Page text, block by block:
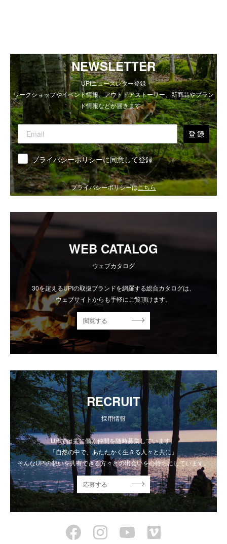
NEWSLETTER
UPIニュースレター登録
ワークショップやイベント情報、アウトドアストーリー、新商品やブラン
ド情報などが届きます。
登 録
同意 プライバシーポリシーに同意して登録
プライバシーポリシーはこちら
WEB CATALOG
ウェブカタログ
30を超えるUPIの取扱ブランドを網羅する総合カタログは、
ウェブサイトからも手軽にご覧頂けます。
閲覧する
RECRUIT
採用情報
UPIでは共に働く仲間を随時募集しています。
「自然の中で、あたたかく生きる人々と共に」
そんなUPIの想いを共有できる方々との出会いを心待ちにしています。
応募する